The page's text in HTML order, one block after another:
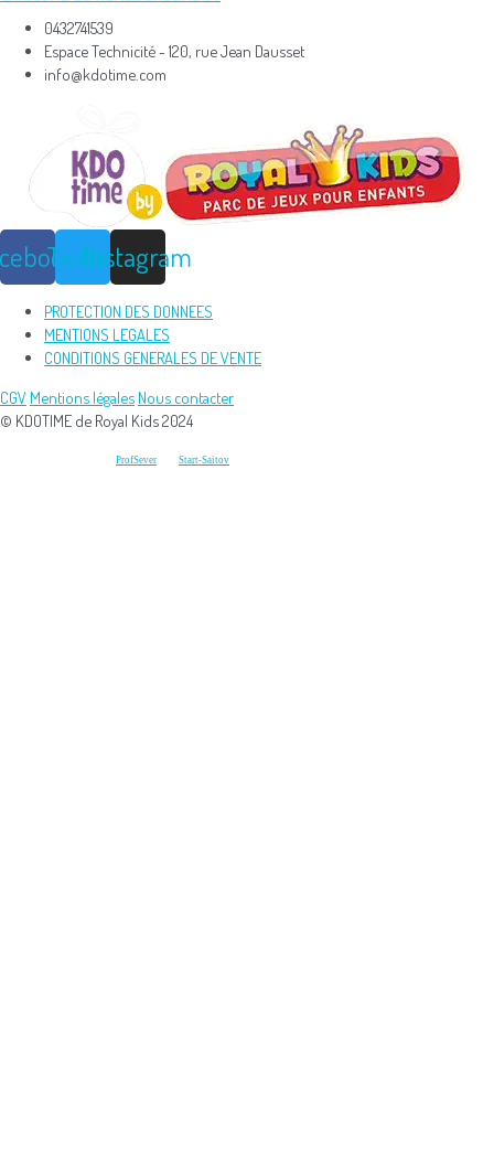
0432741539
Espace Technicité - 120, rue Jean Dausset
info@kdotime.com
TwitterInstagram
PROTECTION DES DONNEES
MENTIONS LEGALES
CONDITIONS GENERALES DE VENTE
CGV Mentions légales Nous contacter
© KDOTIME de Royal Kids 2024
ProfSever Start-Saitov